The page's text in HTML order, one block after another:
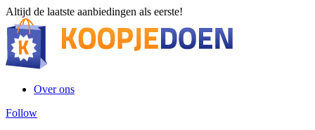
Altijd de laatste aanbiedingen als eerste!
Over ons
Follow